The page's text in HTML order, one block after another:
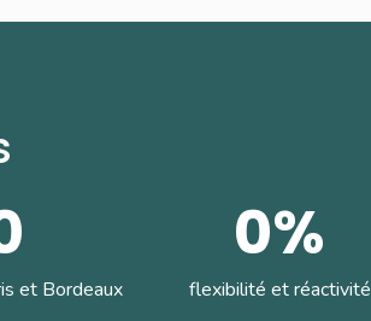
et Bordeaux
0%
flexibilité et réactivité